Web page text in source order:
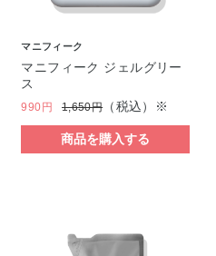
マニフィーク
マニフィーク ジェルグリー
ス
990円 1,650円（税込）※
商品を購入する